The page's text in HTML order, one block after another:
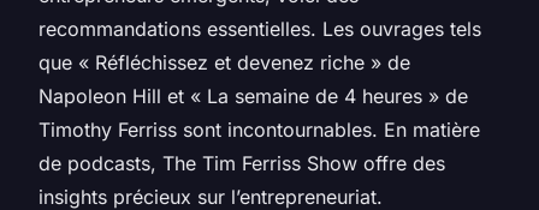
recommandations essentielles. Les ouvrages tels
que « Réfléchissez et devenez riche » de
Napoleon Hill et « La semaine de 4 heures » de
Timothy Ferriss sont incontournables. En matière
de podcasts, The Tim Ferriss Show offre des
insights précieux sur l’entrepreneuriat.